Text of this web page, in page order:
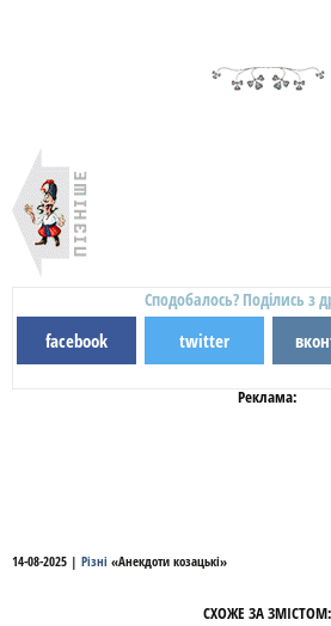
Сподобалось? Поділись з
facebook twitter
Реклама:
14-08-2025 | Різні «Анекдоти козацькі»
СХОЖЕ ЗА ЗМІСТОМ: